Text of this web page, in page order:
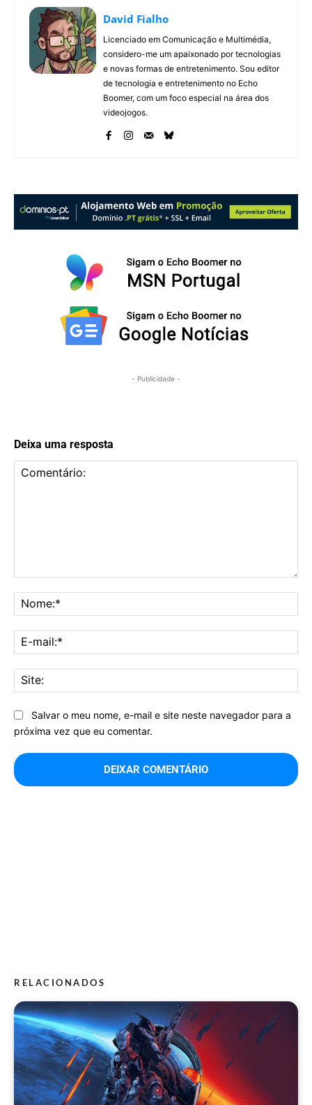
David Fialho
Licenciado em Comunicação e Multimédia,
considero-me um apaixonado por tecnologias
e novas formas de entretenimento. Sou editor
de tecnologia e entretenimento no Echo
Boomer, com um foco especial na área dos
videojogos.
- Publicidade -
Deixa uma resposta
Salvar o meu nome, e-mail e site neste navegador para a
próxima vez que eu comentar.
RELACIONADOS